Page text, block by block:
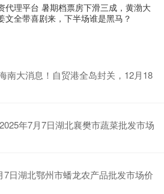
代理平台 暑期档票房下滑三成，黄渤大
文全带喜剧来，下半场谁是黑马？
南大消息！自贸港全岛封关，12月18
年7月7日湖北襄樊市蔬菜批发市场
7日湖北鄂州市蟠龙农产品批发市场价